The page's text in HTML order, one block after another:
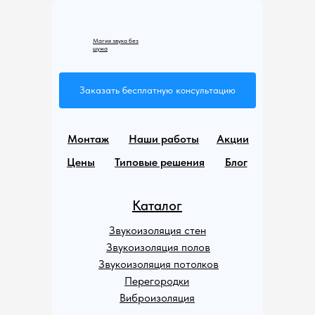
Заказать бесплатную консультацию
Магия звука без
шума
Каталог
Звукоизоляция стен
Звукоизоляция полов
Звукоизоляция потолков
Перегородки
Виброизоляция
Монтаж Наши работы
Акции
Цены
Типовые решения Блог